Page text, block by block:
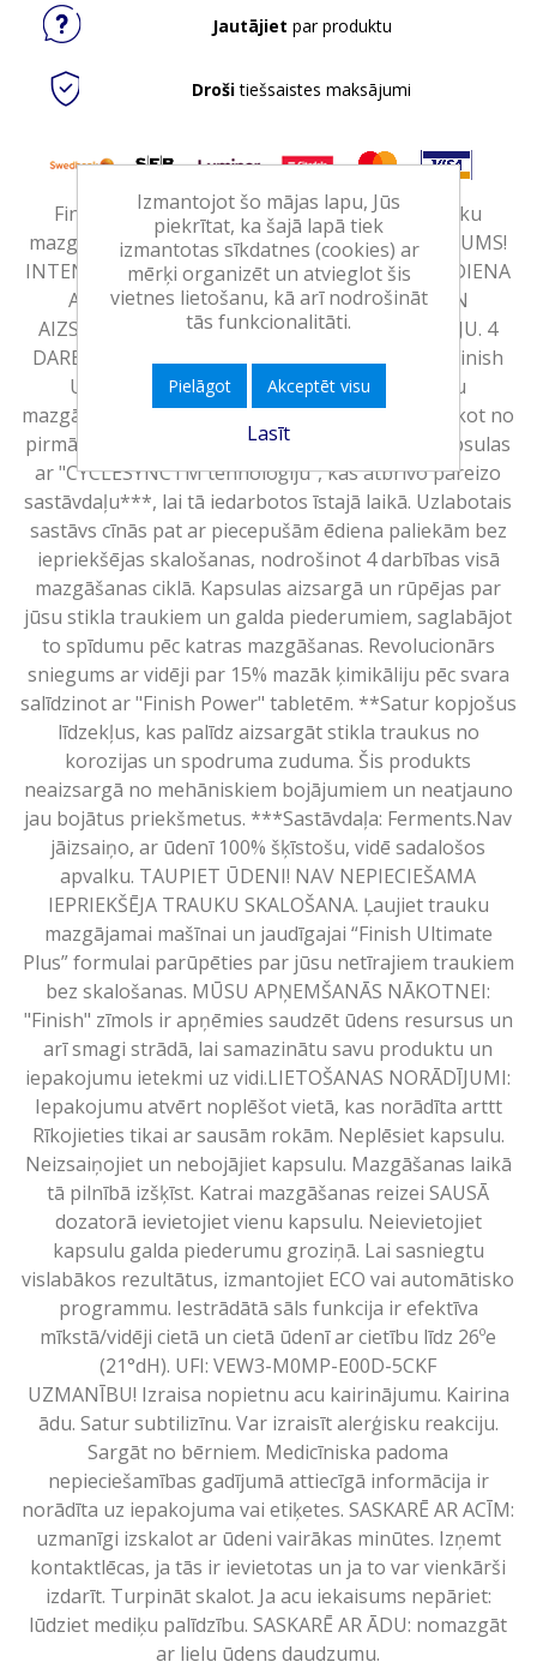
Jautājiet par produktu
Drošitiešsaistes maksājumi
Finish Powerball Ultimate Plus, kapsulas trauku
mazgāšanas mašīnām, ar citronu aromātu.JAUNUMS!
INTENSĪVA MAZGĀŠANA. NOTĪRA PIECEPUŠA ĒDIENA
ATLIEKAS. DIMANTA MIRDZUMS. RŪPES UN
AIZSARDZĪBA**. AR CYCLESYNC™ TEHNOLOĢIJU. 4
DARBĪBAS VIENA MAZGĀŠANAS CIKLA LAIKĀ. "Finish
Ultimate Plus" kapsulas nodrošina intensīvu
mazgāšanu un dimanta mirdzumu katru reizi, sākot no
pirmās lietošanas reizes. Tās ir mūsu pirmās kapsulas
ar "CYCLESYNCTM tehnoloģiju", kas atbrīvo pareizo
sastāvdaļu***, lai tā iedarbotos īstajā laikā. Uzlabotais
sastāvs cīnās pat ar piecepušām ēdiena paliekām bez
iepriekšējas skalošanas, nodrošinot 4 darbības visā
mazgāšanas ciklā. Kapsulas aizsargā un rūpējas par
jūsu stikla traukiem un galda piederumiem, saglabājot
to spīdumu pēc katras mazgāšanas. Revolucionārs
sniegums ar vidēji par 15% mazāk ķimikāliju pēc svara
salīdzinot ar "Finish Power" tabletēm. **Satur kopjošus
līdzekļus, kas palīdz aizsargāt stikla traukus no
korozijas un spodruma zuduma. Šis produkts
neaizsargā no mehāniskiem bojājumiem un neatjauno
jau bojātus priekšmetus. ***Sastāvdaļa: Ferments.Nav
jāizsaiņo, ar ūdenī 100% šķīstošu, vidē sadalošos
apvalku. TAUPIET ŪDENI! NAV NEPIECIEŠAMA
IEPRIEKŠĒJA TRAUKU SKALOŠANA. Ļaujiet trauku
mazgājamai mašīnai un jaudīgajai “Finish Ultimate
Plus” formulai parūpēties par jūsu netīrajiem traukiem
bez skalošanas. MŪSU APŅEMŠANĀS NĀKOTNEI:
"Finish" zīmols ir apņēmies saudzēt ūdens resursus un
arī smagi strādā, lai samazinātu savu produktu un
iepakojumu ietekmi uz vidi.LIETOŠANAS NORĀDĪJUMI:
Iepakojumu atvērt noplēšot vietā, kas norādīta arttt
Rīkojieties tikai ar sausām rokām. Neplēsiet kapsulu.
Neizsaiņojiet un nebojājiet kapsulu. Mazgāšanas laikā
tā pilnībā izšķīst. Katrai mazgāšanas reizei SAUSĀ
dozatorā ievietojiet vienu kapsulu. Neievietojiet
kapsulu galda piederumu groziņā. Lai sasniegtu
vislabākos rezultātus, izmantojiet ECO vai automātisko
programmu. Iestrādātā sāls funkcija ir efektīva
mīkstā/vidēji cietā un cietā ūdenī ar cietību līdz 26ºe
(21°dH). UFI: VEW3-M0MP-E00D-5CKF
UZMANĪBU! Izraisa nopietnu acu kairinājumu. Kairina
ādu. Satur subtilizīnu. Var izraisīt alerģisku reakciju.
Sargāt no bērniem. Medicīniska padoma
nepieciešamības gadījumā attiecīgā informācija ir
norādīta uz iepakojuma vai etiķetes. SASKARĒ AR ACĪM:
uzmanīgi izskalot ar ūdeni vairākas minūtes. Izņemt
kontaktlēcas, ja tās ir ievietotas un ja to var vienkārši
izdarīt. Turpināt skalot. Ja acu iekaisums nepāriet:
lūdziet mediķu palīdzību. SASKARĒ AR ĀDU: nomazgāt
ar lielu ūdens daudzumu.
Izmantojot šo mājas lapu, Jūs
piekrītat, ka šajā lapā tiek
izmantotas sīkdatnes (cookies) ar
mērķi organizēt un atvieglot šis
vietnes lietošanu, kā arī nodrošināt
tās funkcionalitāti.
Pielāgot Akceptēt visu
Lasīt